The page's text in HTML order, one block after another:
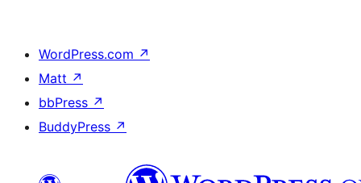
WordPress.com ↗
Matt ↗
bbPress ↗
BuddyPress ↗